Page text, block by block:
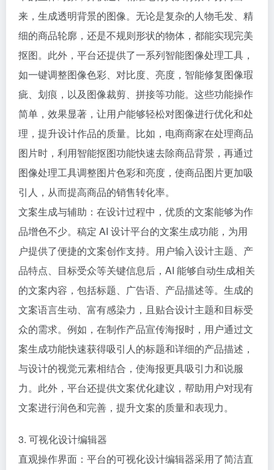
来，生成透明背景的图像。无论是复杂的人物毛发、精
细的商品轮廓，还是不规则形状的物体，都能实现完美
抠图。此外，平台还提供了一系列智能图像处理工具，
如一键调整图像色彩、对比度、亮度，智能修复图像瑕
疵、划痕，以及图像裁剪、拼接等功能。这些功能操作
简单，效果显著，让用户能够轻松对图像进行优化和处
理，提升设计作品的质量。比如，电商商家在处理商品
图片时，利用智能抠图功能快速去除商品背景，再通过
图像处理工具调整图片色彩和亮度，使商品图片更加吸
引人，从而提高商品的销售转化率。
文案生成与辅助：在设计过程中，优质的文案能够为作
品增色不少。稿定 AI 设计平台的文案生成功能，为用
户提供了便捷的文案创作支持。用户输入设计主题、产
品特点、目标受众等关键信息后，AI 能够自动生成相关
的文案内容，包括标题、广告语、产品描述等。生成的
文案语言生动、富有感染力，且贴合设计主题和目标受
众的需求。例如，在制作产品宣传海报时，用户通过文
案生成功能快速获得吸引人的标题和详细的产品描述，
与设计的视觉元素相结合，使海报更具吸引力和说服
力。此外，平台还提供文案优化建议，帮助用户对现有
文案进行润色和完善，提升文案的质量和表现力。
3. 可视化设计编辑器
直观操作界面：平台的可视化设计编辑器采用了简洁直